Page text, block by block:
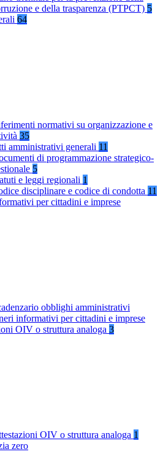
e della trasparenza (PTPCT) 5
64
normativi su organizzazione e
35
amministrativi generali 11
di programmazione strategico-
5
e leggi regionali 1
disciplinare e codice di condotta 11
per cittadini e imprese
obblighi amministrativi
informativi per cittadini e imprese
OIV o struttura analoga 3
OIV o struttura analoga 1
zero